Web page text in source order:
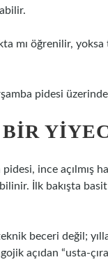
mı öğrenilir,
pidesi
ince açılmış
İlk bakışta
beceri değil;
açıdan “usta-